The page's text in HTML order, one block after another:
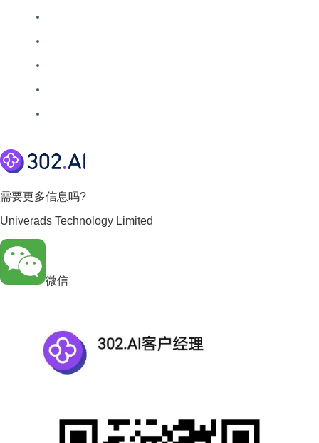
需要更多信息吗?
Univerads Technology Limited
微信